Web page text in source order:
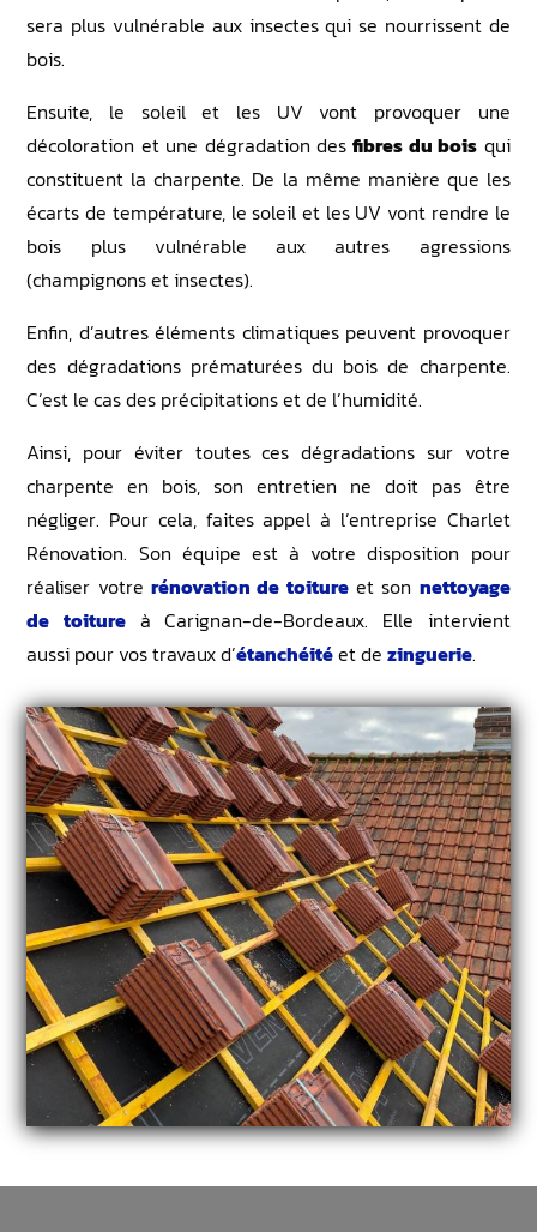
sera plus vulnérable aux insectes qui se nourrissent de
bois.
Ensuite, le soleil et les UV vont provoquer une
décoloration et une dégradation desfibres du bois qui
constituent la charpente. De la même manière que les
écarts de température, le soleil et les UV vont rendre le
bois plus vulnérable aux autres agressions
(champignons et insectes).
Enfin, d’autres éléments climatiques peuvent provoquer
des dégradations prématurées du bois de charpente.
C’est le cas des précipitations et de l’humidité.
Ainsi, pour éviter toutes ces dégradations sur votre
charpente en bois, son entretien ne doit pas être
négliger. Pour cela, faites appel à l’entreprise Charlet
Rénovation. Son équipe est à votre disposition pour
réaliser votrerénovation de toitureet son nettoyage
de toiture à Carignan-de-Bordeaux. Elle intervient
aussi pour vos travaux d’étanchéitéet dezinguerie.